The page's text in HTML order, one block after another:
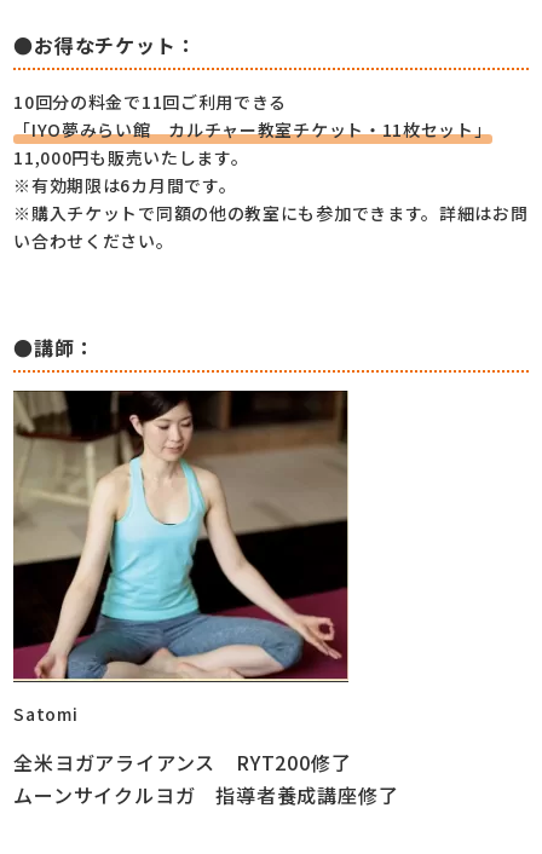
●お得なチケット：
10回分の料金で11回ご利用できる
「IYO夢みらい館 カルチャー教室チケット・11枚セット」
11,000円も販売いたします。
※有効期限は6カ月間です。
※購入チケットで同額の他の教室にも参加できます。詳細はお問
い合わせください。
●講師：
Satomi
全米ヨガアライアンス RYT200修了
ムーンサイクルヨガ指導者養成講座修了